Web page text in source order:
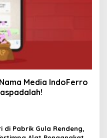
Media IndoFerro
di Pabrik Gula Rendeng,